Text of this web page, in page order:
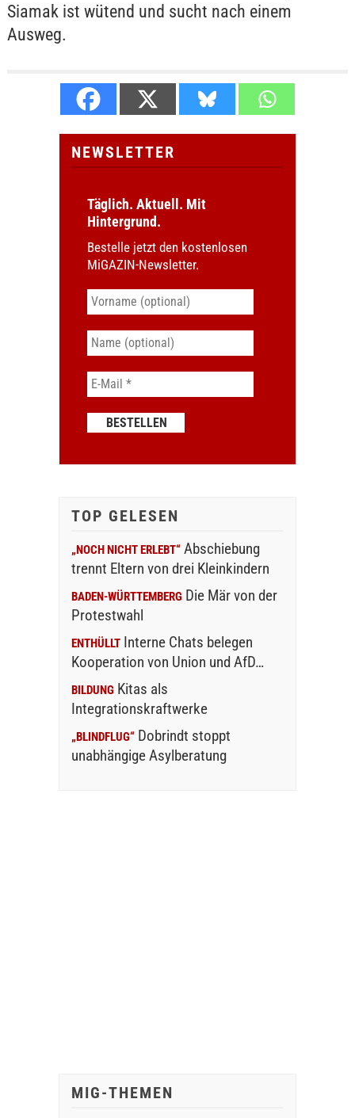
Siamak ist wütend und sucht nach einem
Ausweg.
NEWSLETTER
Täglich. Aktuell. Mit
Hintergrund.
Bestelle jetzt den kostenlosen
MiGAZIN-Newsletter.
TOP GELESEN
„NOCH NICHT ERLEBT“ Abschiebung
trennt Eltern von drei Kleinkindern
BADEN-WÜRTTEMBERG Die Mär von der
Protestwahl
ENTHÜLLT Interne Chats belegen
Kooperation von Union und AfD…
BILDUNG Kitas als
Integrationskraftwerke
„BLINDFLUG“ Dobrindt stoppt
unabhängige Asylberatung
MIG-THEMEN